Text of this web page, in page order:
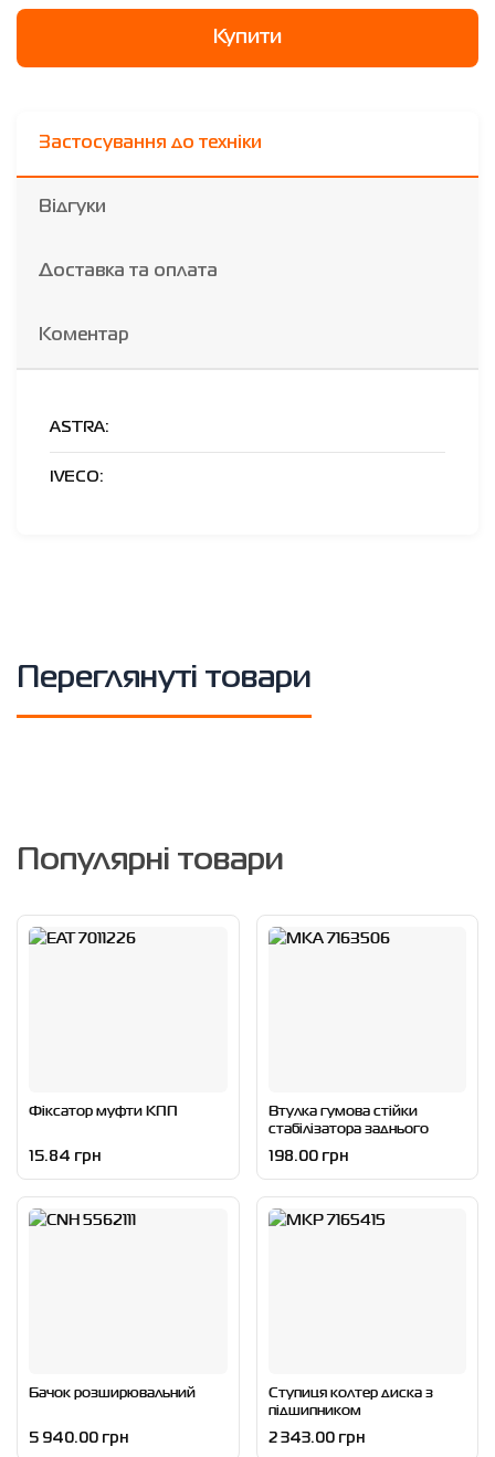
Купити
Застосування до техніки
Відгуки
Доставка та оплата
Коментар
ASTRA:
IVECO:
Переглянуті товари
Популярні товари
Фіксатор муфти КПП
15.84 грн
Втулка гумова стійки
стабілізатора заднього
198.00 грн
Бачок розширювальний
5 940.00 грн
Ступиця колтер диска з
підшипником
2 343.00 грн